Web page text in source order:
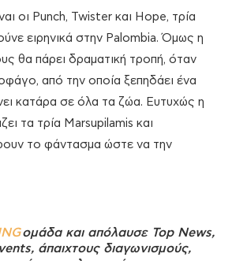
οι Punch, Twister και Hope, τρία
ειρηνικά στην Palombia. Όμως η
θα πάρει δραματική τροπή, όταν
από την οποία ξεπηδάει ένα
κατάρα σε όλα τα ζώα. Ευτυχώς η
τα τρία Marsupilamis και
το φάντασμα ώστε να την
ομάδα και απόλαυσε Top News,
άπαιχτους διαγωνισμούς,